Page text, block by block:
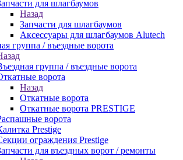
для шлагбаумов
Назад
Запчасти для шлагбаумов
Аксессуары для шлагбаумов Alutech
группа / въездные ворота
группа / въездные ворота
ворота
Назад
Откатные ворота
Откатные ворота PRESTIGE
ворота
Prestige
ограждения Prestige
для въездных ворот / ремонты